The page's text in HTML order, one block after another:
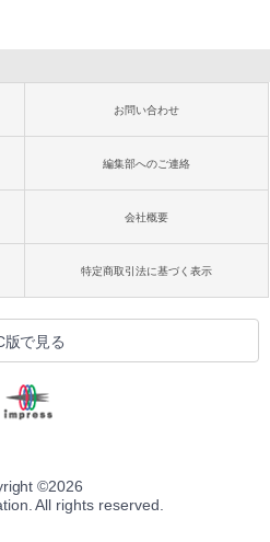
お問い合わせ
編集部へのご連絡
会社概要
特定商取引法に基づく表示
版で見る
©2026
All rights reserved.